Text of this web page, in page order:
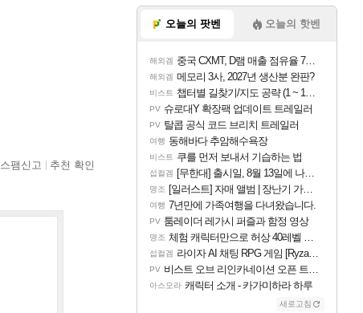
스팸신고 추천 확인
오늘의 팟벤 오늘의 핫벤
해외겜 중국 CXMT, D램 매출 점유율 7%…글로벌 4위로 부상
해외겜 메모리 3사, 2027년 생산분 완판?
비스트 챕터별 길찾기/지도 공략 (1 ~ 12장)
PV 슈로대Y 확장팩 업데이트 트레일러
PV 탈콥 공식 코드 브리치 트레일러
여행 동해바다 추암해수욕장
비스트 쿠를 먼저 보내서 기습하는 법
섭컬겜 [무한대] 출시일, 8월 13일에 나오나
명조 [일러스트] 자매 앨범 | 장난기 가득한 오후의 공원 (리메이크판)
여행 7년만에 가족여행을 다녀왔습니다.
PV 툼레이더 레가시 퍼즐과 함정 영상
명조 체험 캐릭터만으로 허상 40레벨 하이와티아 5분 컷!｜에이메스·린네·모니에 명함
섭컬겜 라이자 AI 채팅 RPG 게임 [RyzaChat: AI] 공개
PV 비스트 오브 리인카네이션 오픈 트레일러
아스오라 캐릭터 소개 - 카가미하라 하루
새로고침